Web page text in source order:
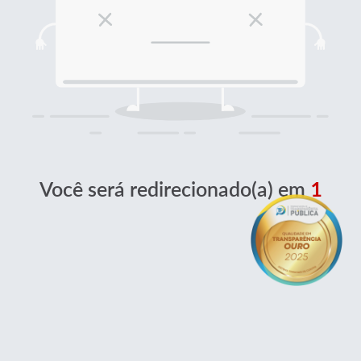
Você será redirecionado(a) em 1